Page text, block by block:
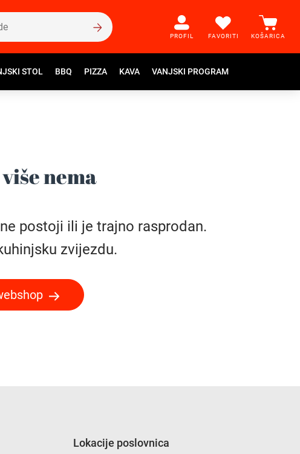
PROFIL FAVORITI KOŠARICA
STOL BBQ PIZZA KAVA VANJSKI PROGRAM
nema
postoji ili je trajno rasprodan.
zvijezdu.
Lokacije poslovnica